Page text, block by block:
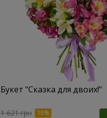
Букет "Сказка для двоих!"
1 621 грн